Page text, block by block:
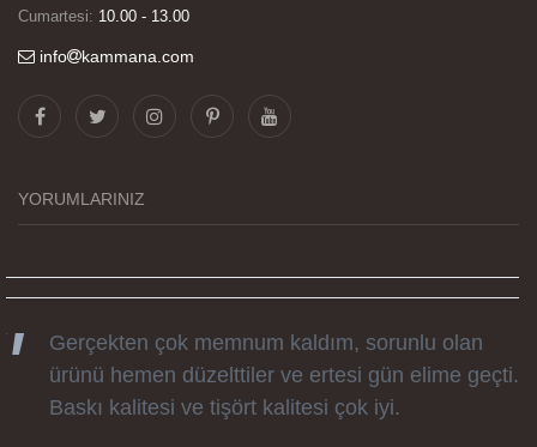
Cumartesi: 10.00 - 13.00
info kammana.com
YORUMLARINIZ
Görselleri ve baskı kalitesi harika. Övünç Bey'in
tüm süreçteki desteği ile siparislerim kısa
günü hediyesi oldu. Kammana ailesine tüm
emekleri icin sonsuz teşekkürler.
Gerçekten çok memnum kaldım, sorunlu olan
ürünü hemen düzelttiler ve ertesi gün elime geçti.
Baskı kalitesi ve tişört kalitesi çok iyi.